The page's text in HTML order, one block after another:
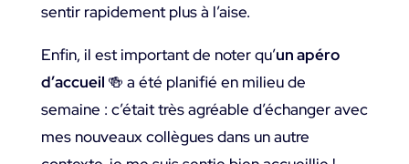
sentir rapidement plus à l’aise.
Enfin, il est important de noter qu’un apéro
d’accueil 🍻 a été planifié en milieu de
semaine : c’était très agréable d’échanger avec
mes nouveaux collègues dans un autre